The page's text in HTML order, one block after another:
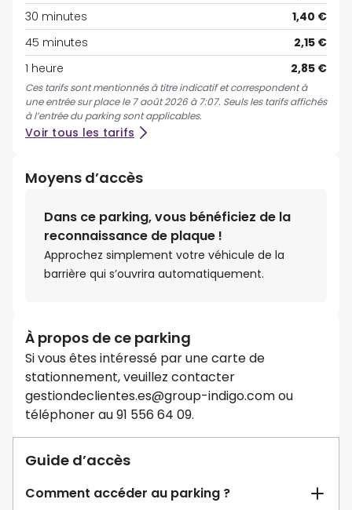
30 minutes
1,40 €
45 minutes
2,15 €
1 heure
2,85 €
Ces tarifs sont mentionnés à titre indicatif et correspondent à
une entrée sur place le 7 août 2026 à 7:07. Seuls les tarifs affichés
à l’entrée du parking sont applicables.
Voir tous les tarifs
Moyens d’accès
Dans ce parking, vous bénéficiez de la
reconnaissance de plaque !
Approchez simplement votre véhicule de la
barrière qui s’ouvrira automatiquement.
À propos de ce parking
Si vous êtes intéressé par une carte de
stationnement, veuillez contacter
gestiondeclientes.es@group-indigo.com ou
téléphoner au 91 556 64 09.
Guide d’accès
Comment accéder au parking ?